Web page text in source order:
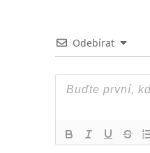
Odebírat